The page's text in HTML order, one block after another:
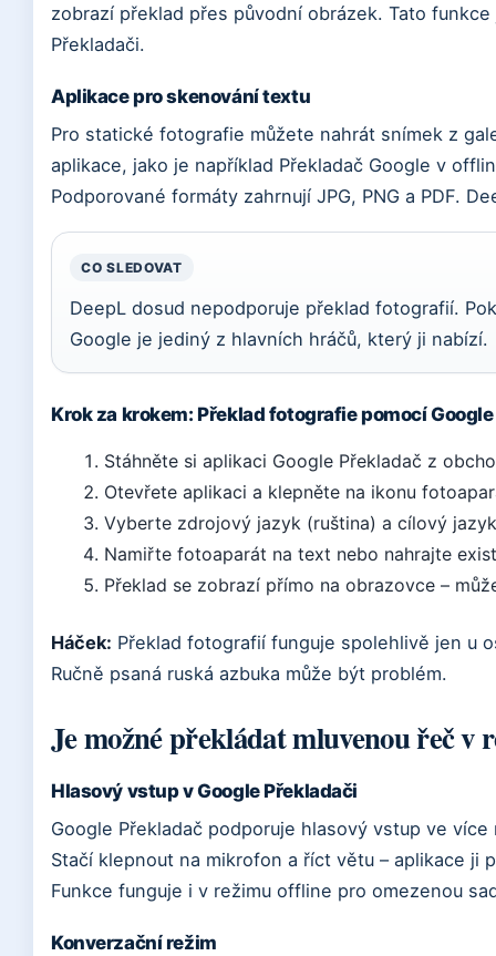
zobrazí překlad přes původní obrázek. Tato
Překladači.
Aplikace pro skenování textu
Pro statické fotografie můžete nahrát snímek z
aplikace, jako je například Překladač Google v
Podporované formáty zahrnují JPG, PNG a PDF.
CO SLEDOVAT
DeepL dosud nepodporuje překlad fotografií.
Google je jediný z hlavních hráčů, který ji nabízí.
Krok za krokem: Překlad fotografie pomocí
Stáhněte si aplikaci Google Překladač z
Otevřete aplikaci a klepněte na ikonu
Vyberte zdrojový jazyk (ruština) a cílový
Namiřte fotoaparát na text nebo nahrajte
Překlad se zobrazí přímo na obrazovce –
Háček: Překlad fotografií funguje spolehlivě jen u
Ručně psaná ruská azbuka může být problém.
Je možné překládat mluvenou řeč v
Hlasový vstup v Google Překladači
Google Překladač podporuje hlasový vstup ve
Stačí klepnout na mikrofon a říct větu – aplikace ji
Funkce funguje i v režimu offline pro omezenou
Konverzační režim